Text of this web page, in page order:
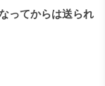
ってからは送られ